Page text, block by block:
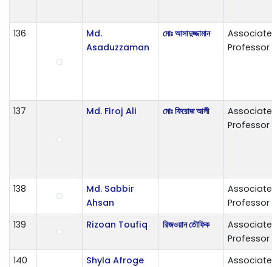
136
Md.
Asaduzzaman
মোঃ আসাদুজ্জামান
Associate
Professor
137 Md. Firoj Ali মোঃ ফিরোজ আলী
Associate
Professor
138
Md. Sabbir
Ahsan
Associate
Professor
139
Rizoan Toufiq রিজওয়ান তৌফিক
Associate
Professor
140
Shyla Afroge
Associate